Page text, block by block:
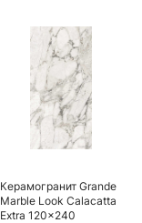
Керамогранит Grande
Marble Look Calacatta
Extra 120x240